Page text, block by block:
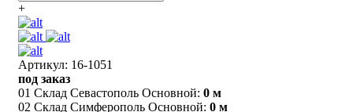
+
Артикул: 16-1051
под заказ
01 Склад Севастополь Основной: 0 м
02 Склад Симферополь Основной: 0 м